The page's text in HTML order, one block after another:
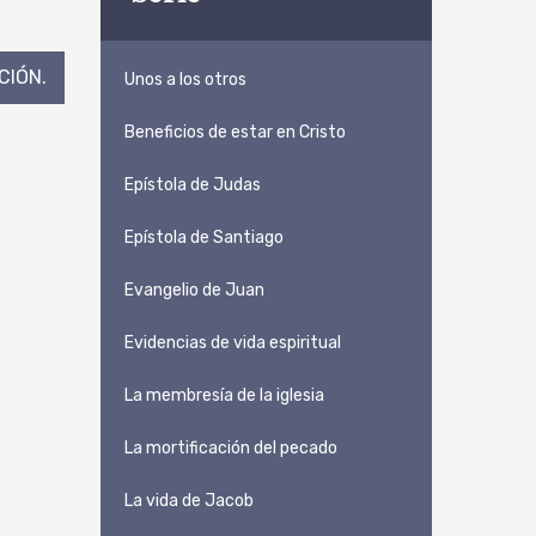
Unos a los otros
Beneficios de estar en Cristo
Epístola de Judas
Epístola de Santiago
Evangelio de Juan
Evidencias de vida espiritual
La membresía de la iglesia
La mortificación del pecado
La vida de Jacob